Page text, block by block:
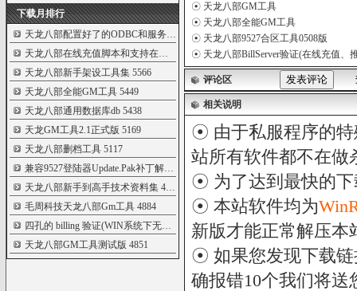
下载月排行
天龙八部配置好了的ODBC和服务端配置文件
5781
天龙八部在线充值脚本和支持在线充值的
5609
天龙八部新手架设工具集5566
天龙八部全能GM工具5449
天龙八部通用数据库db5438
天龙GM工具2.1正式版 5169
天龙八部删档工具5117
兼容9527登陆器Update.Pak补丁解包打包器
5058
天龙八部新手到高手技术资料集4937
毛周科技天龙八部Gm工具4884
四孔的 billing 验证(WIN系统下无限制版)
4882
天龙八部GM工具测试版 4851
☉ 天龙八部GM工具
☉ 天龙八部全能GM工具
☉ 天龙八部9527合区工具0508版
☉ 天龙八部BillServer验证(在线充值、
评论区
相关说明
☉ 由于私服程序的特
站所有软件都不在做
☉ 为了达到最快的
☉ 本站软件均为
新版才能正常解压本
☉ 如果您发现下载链
确报错10个我们将送